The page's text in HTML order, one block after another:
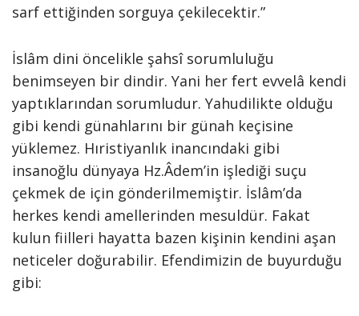
sarf ettiğinden sorguya çekilecektir.”
İslâm dini öncelikle şahsî sorumluluğu
benimseyen bir dindir. Yani her fert evvelâ kendi
yaptıklarından sorumludur. Yahudilikte olduğu
gibi kendi günahlarını bir günah keçisine
yüklemez. Hıristiyanlık inancındaki gibi
insanoğlu dünyaya Hz.Âdem’in işlediği suçu
çekmek de için gönderilmemiştir. İslâm’da
herkes kendi amellerinden mesuldür. Fakat
kulun fiilleri hayatta bazen kişinin kendini aşan
neticeler doğurabilir. Efendimizin de buyurduğu
gibi: